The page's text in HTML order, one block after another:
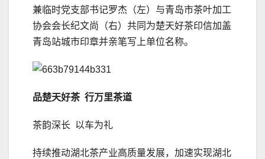
兼临时党支部书记罗杰（左）与青岛市茶叶加工
协会会长纪文尚（右）共同为楚天好茶印信加盖
青岛站城市印章并亲笔写上单位名称。
品楚天好茶 行万里茶道
茶韵深长 以车为礼
持续推动湖北茶产业高质量发展，加速实现湖北